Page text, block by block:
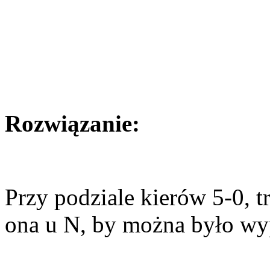
Rozwiązanie:
Przy podziale kierów 5-0,
ona u N, by można było